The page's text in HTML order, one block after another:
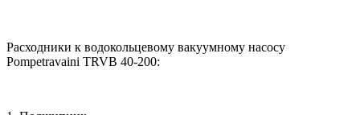
Расходники к водокольцевому вакуумному насосу
Pompetravaini TRVB 40-200: